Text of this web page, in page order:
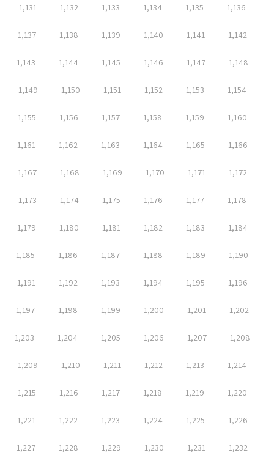
1,131 1,132 1,133 1,134 1,135 1,136
1,137 1,138 1,139 1,140 1,141 1,142
1,143 1,144 1,145 1,146 1,147 1,148
1,149 1,150 1,151 1,152 1,153 1,154
1,155 1,156 1,157 1,158 1,159 1,160
1,161 1,162 1,163 1,164 1,165 1,166
1,167 1,168 1,169 1,170 1,171 1,172
1,173 1,174 1,175 1,176 1,177 1,178
1,179 1,180 1,181 1,182 1,183 1,184
1,185 1,186 1,187 1,188 1,189 1,190
1,191 1,192 1,193 1,194 1,195 1,196
1,197 1,198 1,199 1,200 1,201 1,202
1,203 1,204 1,205 1,206 1,207 1,208
1,209 1,210 1,211 1,212 1,213 1,214
1,215 1,216 1,217 1,218 1,219 1,220
1,221 1,222 1,223 1,224 1,225 1,226
1,227 1,228 1,229 1,230 1,231 1,232